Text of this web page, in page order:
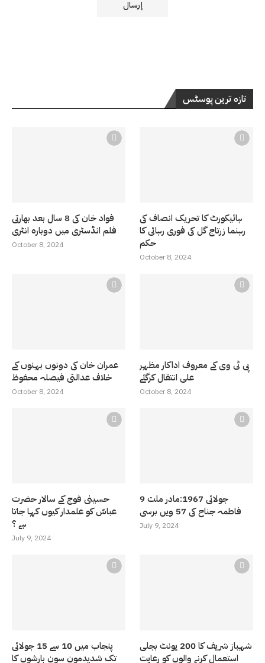
تازہ ترین پوسٹس
فواد خان کی 8 سال بعد بھارتی
فلم انڈسٹری میں دوبارہ انٹری
October 8, 2024
ہائیکورٹ کا تحریک انصاف کی
رہنما زرتاج گل کی فوری رہائی کا
حکم
October 8, 2024
عمران خان کی دونوں بہنوں کے
خلاف عدالتی فیصلہ محفوظ
October 8, 2024
پی ٹی وی کے معروف اداکار مظہر
علی انتقال کرگئے
October 8, 2024
حسینی فوج کے سالار حضرت
عباسّ کو علمدار کیوں کہا جاتا
ہے ؟
July 9, 2024
9 جولائی 1967:مادر ملت
فاطمہ جناح کی 57 ویں برسی
July 9, 2024
پنجاب میں 10 سے 15 جولائی
تک شدیدمون سون بارشوں کا
شہباز شریف کا 200 یونٹ بجلی
استعمال کرنے والوں کو رعایت